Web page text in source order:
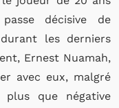
décisive de
les derniers
Ernest Nuamah,
avec eux, malgré
que négative